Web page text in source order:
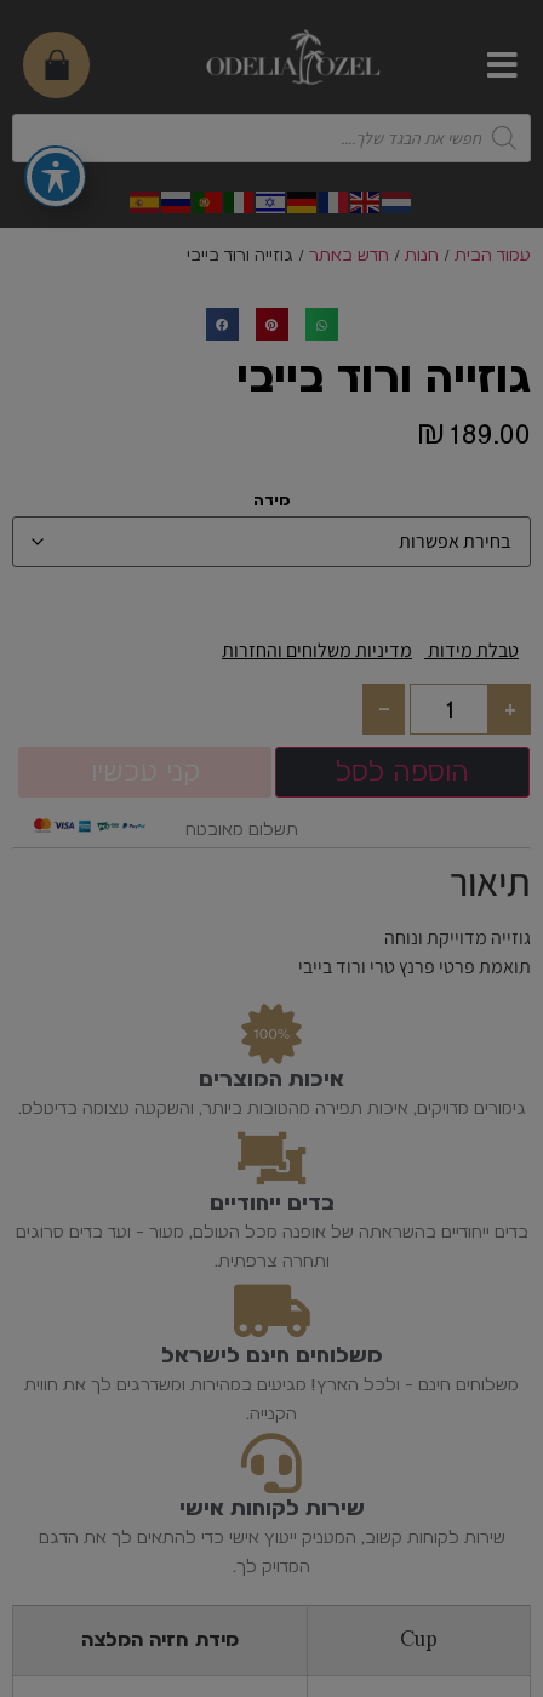
עמוד הבית / חנות / חדש באתר / גוזייה ורוד בייבי
גוזייה ורוד בייבי
₪ 189.00
מידה
טבלת מידות מדיניות משלוחים והחזרות
+
-
הוספה לסל
תשלום מאובטח
תיאור
גוזייה מדוייקת ונוחה
תואמת פרטי פרנץ טרי ורוד בייבי
איכות המוצרים
גימורים מדויקים, איכות תפירה מהטובות ביותר, והשקעה עצומה בדיטלס.
בדים ייחודיים
בדים ייחודיים בהשראתה של אופנה מכל העולם, מעור - ועד בדים סרוגים
ותחרה צרפתית.
משלוחים חינם לישראל
משלוחים חינם - ולכל הארץ! מגיעים במהירות ומשדרגים לך את חווית
הקנייה.
שירות לקוחות אישי
שירות לקוחות קשוב, המעניק ייעוץ אישי כדי להתאים לך את הדגם
המדויק לך.
Cup מידת חזיה המלצה